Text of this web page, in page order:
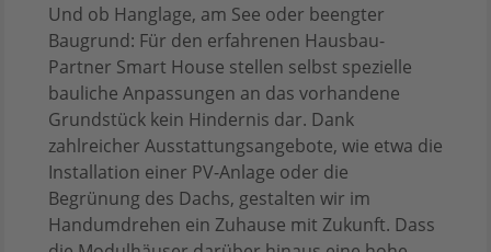
Und ob Hanglage, am See oder beengter
Baugrund: Für den erfahrenen Hausbau-
Partner Smart House stellen selbst spezielle
bauliche Anpassungen an das vorhandene
Grundstück kein Hindernis dar. Dank
zahlreicher Ausstattungsangebote, wie etwa die
Installation einer PV-Anlage oder die
Begrünung des Dachs, gestalten wir im
Handumdrehen ein Zuhause mit Zukunft. Dass